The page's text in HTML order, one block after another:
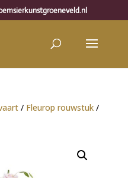
/ Fleurop rouwstuk/